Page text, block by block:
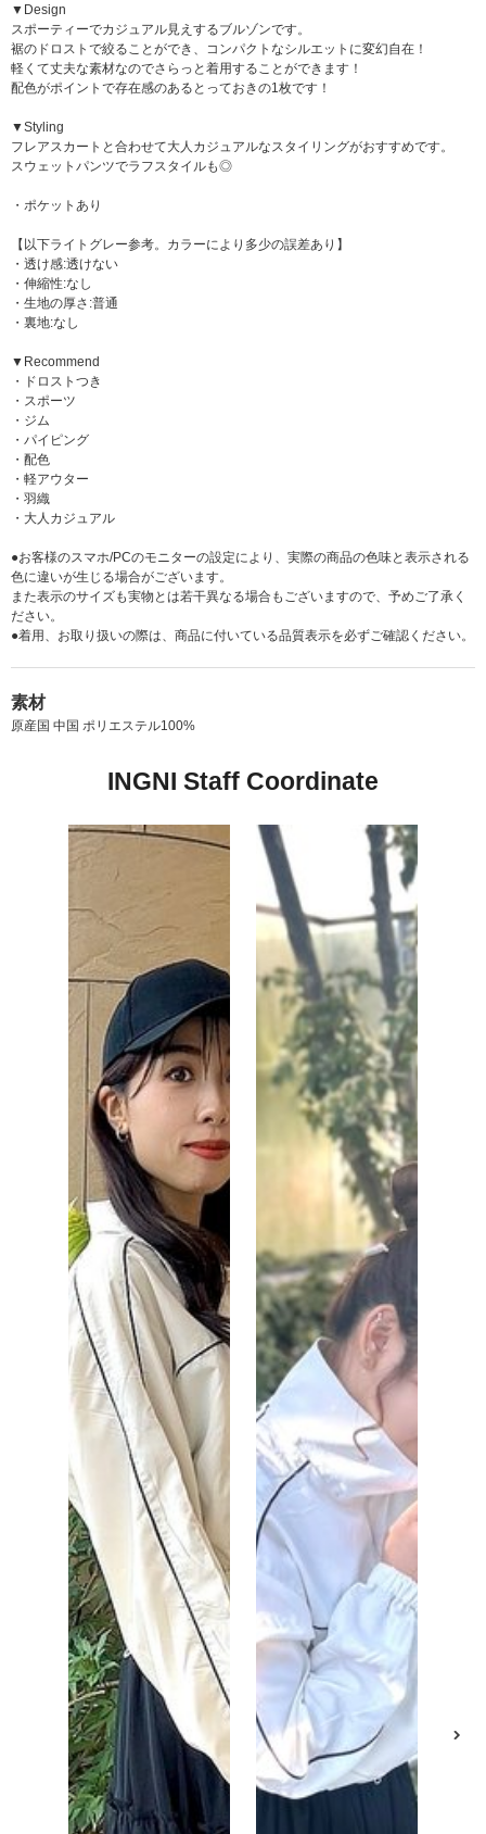
▼Design
スポーティーでカジュアル見えするブルゾンです。
裾のドロストで絞ることができ、コンパクトなシルエットに変幻自在！
軽くて丈夫な素材なのでさらっと着用することができます！
配色がポイントで存在感のあるとっておきの1枚です！
▼Styling
フレアスカートと合わせて大人カジュアルなスタイリングがおすすめです。
スウェットパンツでラフスタイルも◎
・ポケットあり
【以下ライトグレー参考。カラーにより多少の誤差あり】
・透け感:透けない
・伸縮性:なし
・生地の厚さ:普通
・裏地:なし
▼Recommend
・ドロストつき
・スポーツ
・ジム
・パイピング
・配色
・軽アウター
・羽織
・大人カジュアル
●お客様のスマホ/PCのモニターの設定により、実際の商品の色味と表示される
色に違いが生じる場合がございます。
また表示のサイズも実物とは若干異なる場合もございますので、予めご了承く
ださい。
●着用、お取り扱いの際は、商品に付いている品質表示を必ずご確認ください。
素材
原産国 中国 ポリエステル100%
INGNI Staff Coordinate